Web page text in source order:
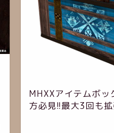
MHXXアイテムボッ
方必見!!最大3回も